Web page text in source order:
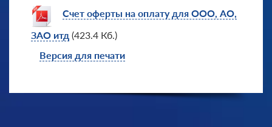
Счет оферты на оплату для ООО, АО,
ЗАО итд (423.4 Кб.)
Версия для печати